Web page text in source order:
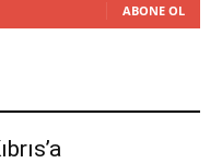
ABONE OL